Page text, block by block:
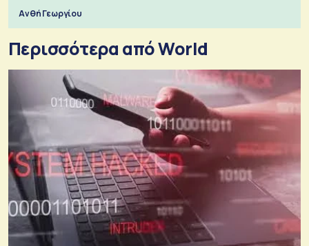
Ανθή Γεωργίου
Περισσότερα από World